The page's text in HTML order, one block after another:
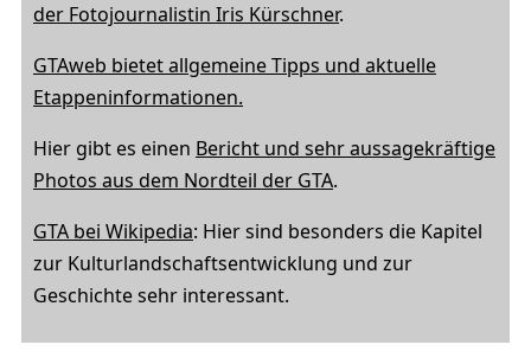
der Fotojournalistin Iris Kürschner.
GTAweb bietet allgemeine Tipps und aktuelle
Etappeninformationen.
Hier gibt es einen Bericht und sehr aussagekräftige
Photos aus dem Nordteil der GTA.
GTA bei Wikipedia: Hier sind besonders die Kapitel
zur Kulturlandschaftsentwicklung und zur
Geschichte sehr interessant.